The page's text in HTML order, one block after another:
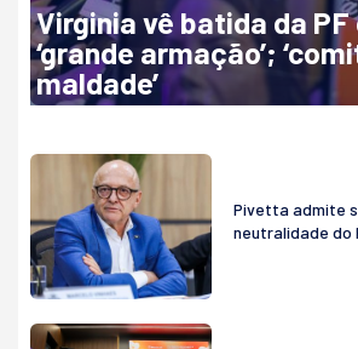
Virginia vê batida da PF
‘grande armação’;
maldade’
Pivetta admite
neutralidade do